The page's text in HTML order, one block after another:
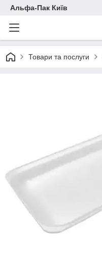
Альфа-Пак Київ
Товари та послуги